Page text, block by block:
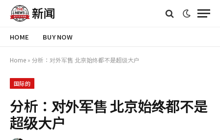
HOME BUY NOW
Home » 分析：对外军售 北京始终都不是超级大户
国际的
分析：对外军售 北京始终都不是
超级大户